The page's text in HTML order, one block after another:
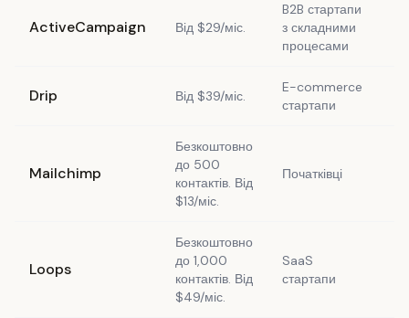
ActiveCampaign Від $29/міс.
B2B стартапи
з складними
процесами
Drip Від $39/міс.
E-commerce
стартапи
Mailchimp
Безкоштовно
до 500
контактів. Від
$13/міс.
Початківці
Loops
Безкоштовно
до 1,000
контактів. Від
$49/міс.
SaaS
стартапи